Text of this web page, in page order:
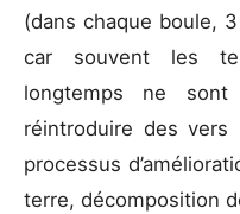
(dans chaque boule,
car souvent les
longtemps ne
réintroduire des
processus
terre, décomposition